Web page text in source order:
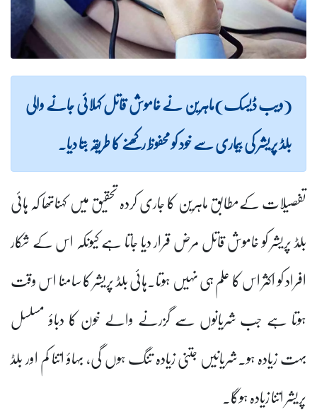
(ویب ڈیسک)ماہرین نے خاموش قاتل کہلائی جانے والی
بلڈ پریشر کی بیماری سے خود کو محفوظ رکھنے کا طریقہ بتا دیا۔
تفصیلات کےمطابق ماہرین کا جاری کردہ تحقیق میں کہناتھا کہ ہائی
بلڈ پریشر کو خاموش قاتل مرض قرار دیا جاتا ہے کیونکہ اس کے شکار
افراد کو اکثر اس کا علم ہی نہیں ہوتا۔ہائی بلڈ پریشر کا سامنا اس وقت
ہوتا ہے جب شریانوں سے گزرنے والے خون کا دباؤ مسلسل
بہت زیادہ ہو۔شریانیں جتنی زیادہ تنگ ہوں گی، بہاؤ اتنا کم اور بلڈ
پریشر اتنا زیادہ ہوگا۔